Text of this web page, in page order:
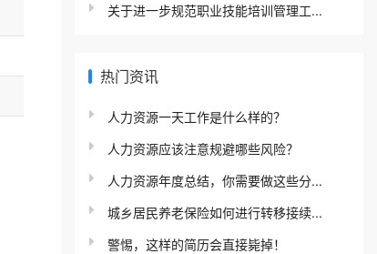
关于进一步规范职业技能培训管理工...
热门资讯
人力资源一天工作是什么样的？
人力资源应该注意规避哪些风险？
人力资源年度总结，你需要做这些分...
城乡居民养老保险如何进行转移接续...
警惕，这样的简历会直接毙掉！